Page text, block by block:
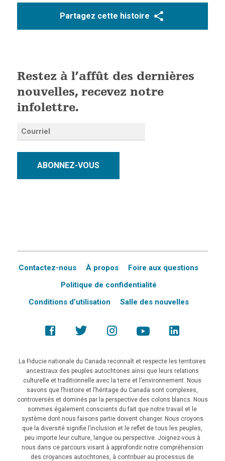
Partagez cette histoire
Restez à l’affût des dernières
nouvelles, recevez notre
infolettre.
ABONNEZ-VOUS
Contactez-nous À propos
Foire aux questions
Politique de confidentialité
Conditions d’utilisation
Salle des nouvelles
La Fiducie nationale du Canada reconnaît et respecte les territoires
ancestraux des peuples autochtones ainsi que leurs relations
culturelle et traditionnelle avec la terre et l’environnement. Nous
savons que l’histoire et l’héritage du Canada sont complexes,
controversés et dominés par la perspective des colons blancs. Nous
sommes également conscients du fait que notre travail et le
système dont nous faisons partie doivent changer. Nous croyons
que la diversité signifie l’inclusion et le reflet de tous les peuples,
peu importe leur culture, langue ou perspective. Joignez-vous à
nous dans ce parcours visant à approfondir notre compréhension
des croyances autochtones, à contribuer au processus de